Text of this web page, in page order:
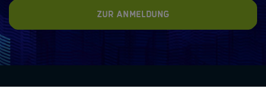
Zur Anmeldung